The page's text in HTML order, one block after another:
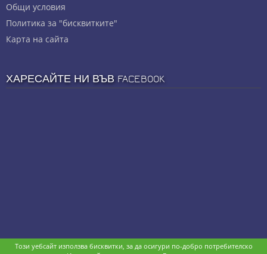
Общи условия
Политика за "бисквитките"
Карта на сайта
ХАРЕСАЙТЕ НИ ВЪВ FACEBOOK
© stz24.com. Developed byBPage CMS.
Този уебсайт използва бисквитки, за да осигури по-добро потребителско